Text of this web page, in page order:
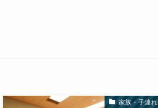
家族・子連れ